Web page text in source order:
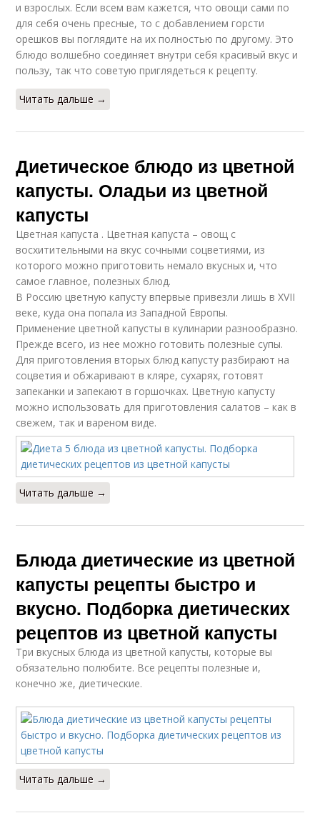
Капуста с чесноком Капуста с сыром
Капуста со специями
капусте
Капуста при диет
Капуста при
похудении
Блюда из мяса
Полезные блюда Запеченая капуста
Капуста с
миндальными
хлопьями
Капуста с чесночным
Запеканка из
цветной капусты
Рецепты из цветной
капусты
Капусты в
мультиварке
Капуста с курицей
Суп с цветной
капустой
Гарнир из цветной
капусты
Рецепты с цветной
капустой
панировке
и взрослых. Если всем вам кажется, что овощи сами по
для себя очень пресные, то с добавлением горсти
орешков вы поглядите на их полностью по другому. Это
блюдо волшебно соединяет внутри себя красивый вкус и
пользу, так что советую приглядеться к рецепту.
Читать дальше →
Диетическое блюдо из цветной
капусты. Оладьи из цветной
капусты
Цветная капуста . Цветная капуста – овощ с
восхитительными на вкус сочными соцветиями, из
которого можно приготовить немало вкусных и, что
самое главное, полезных блюд.
В Россию цветную капусту впервые привезли лишь в XVII
веке, куда она попала из Западной Европы.
Применение цветной капусты в кулинарии разнообразно.
Прежде всего, из нее можно готовить полезные супы.
Для приготовления вторых блюд капусту разбирают на
соцветия и обжаривают в кляре, сухарях, готовят
запеканки и запекают в горшочках. Цветную капусту
можно использовать для приготовления салатов – как в
свежем, так и вареном виде.
Читать дальше →
Блюда диетические из цветной
капусты рецепты быстро и
вкусно. Подборка диетических
рецептов из цветной капусты
Три вкусных блюда из цветной капусты, которые вы
обязательно полюбите. Все рецепты полезные и,
конечно же, диетические.
Читать дальше →